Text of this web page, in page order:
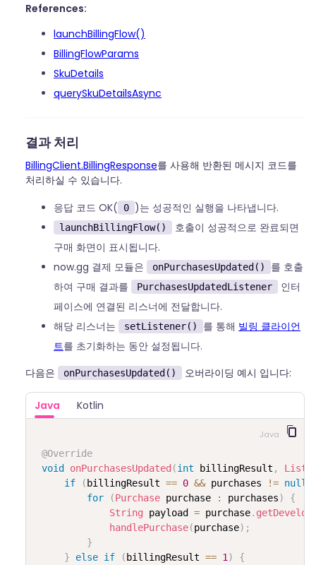
References:
launchBillingFlow()
BillingFlowParams
SkuDetails
querySkuDetailsAsync
결과 처리
BillingClient.BillingResponse를 사용해 반환된 메시지 코드를
처리하실 수 있습니다.
응답 코드 OK(
0 )는 성공적인 실행을 나타냅니다.
launchBillingFlow()
호출이 성공적으로 완료되면
구매 화면이 표시됩니다.
now.gg 결제 모듈은
onPurchasesUpdated()
를 호출
하여 구매 결과를
PurchasesUpdatedListener
인터
페이스에 연결된 리스너에 전달합니다.
해당 리스너는
setListener() 를 통해 빌링 클라이언
트를 초기화하는 동안 설정됩니다.
다음은
onPurchasesUpdated() 오버라이딩 예시 입니다:
Java Kotlin
@Override
void
onPurchasesUpdated (int billingResult , List
if
( billingResult == 0 && purchases != null
for
(Purchase purchase : purchases)
{
String payload = purchase.
handlePurchase(purchase) ;
}
}
else if ( billingResult == 1 )
{
Java